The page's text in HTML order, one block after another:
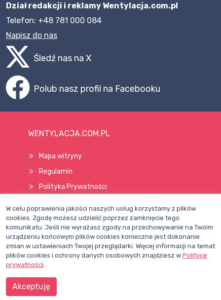
Dział redakcji i reklamy Wentylacja.com.pl
Telefon: +48 781 000 084
Napisz do nas
Śledź nas na X
Polub nasz profil na Facebooku
WENTYLACJA.COM.PL
Mapa witryny
Regulamin
Polityka Prywatności
Wszelkie prawa zastrzeżone © 1998–2026
W celu poprawienia jakości naszych usług korzystamy z plików
cookies. Zgodę możesz udzielić poprzez zamknięcie tego
komunikatu. Jeśli nie wyrażasz zgody na przechowywanie na Twoim
urządzeniu końcowym plików cookies konieczne jest dokonanie
zmian w ustawieniach Twojej przeglądarki. Więcej informacji na temat
plików cookies i ochrony danych osobowych znajdziesz w Polityce
prywatności.
Akceptuję